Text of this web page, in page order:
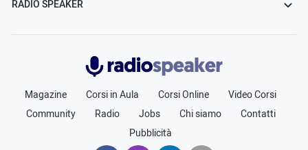
RADIO SPEAKER
Radiospeaker.it
Magazine Corsi in Aula Corsi Online
Video Corsi
Community
Radio Jobs Chi siamo
Contatti
Pubblicità